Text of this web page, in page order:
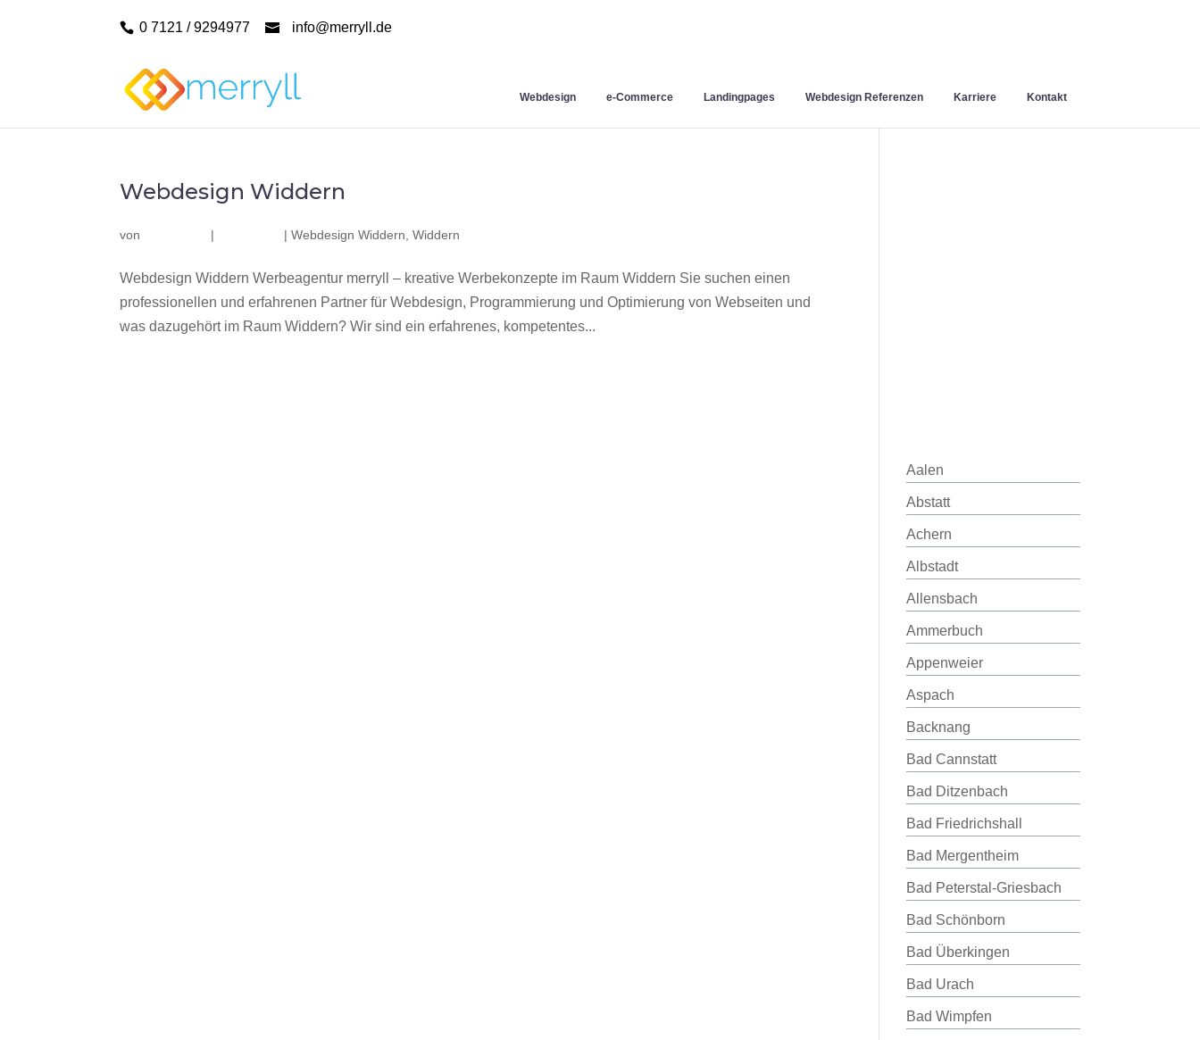
0 7121 / 9294977 info@merryll.de
Webdesign e-Commerce Landingpages Webdesign Referenzen Karriere Kontakt
Webdesign Widdern
von | |Webdesign Widdern ,Widdern
Webdesign Widdern Werbeagentur merryll – kreative Werbekonzepte im Raum Widdern Sie suchen einen
professionellen und erfahrenen Partner für Webdesign, Programmierung und Optimierung von Webseiten und
was dazugehört im Raum Widdern? Wir sind ein erfahrenes, kompetentes...
Aalen
Abstatt
Achern
Albstadt
Allensbach
Ammerbuch
Appenweier
Aspach
Backnang
Bad Cannstatt
Bad Ditzenbach
Bad Friedrichshall
Bad Mergentheim
Bad Peterstal-Griesbach
Bad Schönborn
Bad Überkingen
Bad Urach
Bad Wimpfen